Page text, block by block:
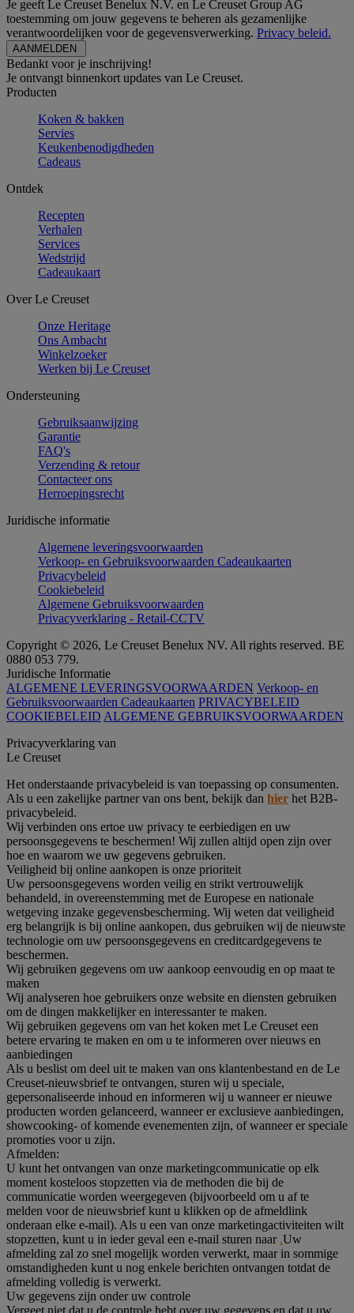
Je geeft Le Creuset Benelux N.V. en Le Creuset Group AG
toestemming om jouw gegevens te beheren als gezamenlijke
verantwoordelijken voor de gegevensverwerking. Privacy beleid.
Bedankt voor je inschrijving!
Je ontvangt binnenkort updates van Le Creuset.
Producten
Koken & bakken
Servies
Keukenbenodigdheden
Cadeaus
Ontdek
Recepten
Verhalen
Services
Wedstrijd
Cadeaukaart
Over Le Creuset
Onze Heritage
Ons Ambacht
Winkelzoeker
Werken bij Le Creuset
Ondersteuning
Gebruiksaanwijzing
Garantie
FAQ's
Verzending & retour
Contacteer ons
Herroepingsrecht
Juridische informatie
Algemene leveringsvoorwaarden
Verkoop- en Gebruiksvoorwaarden Cadeaukaarten
Privacybeleid
Cookiebeleid
Algemene Gebruiksvoorwaarden
Privacyverklaring - Retail-CCTV
Copyright © 2026, Le Creuset Benelux NV. All rights reserved. BE
0880 053 779.
Juridische Informatie
ALGEMENE LEVERINGSVOORWAARDEN Verkoop- en
Gebruiksvoorwaarden Cadeaukaarten PRIVACYBELEID
COOKIEBELEID ALGEMENE GEBRUIKSVOORWAARDEN
Privacyverklaring van
Le Creuset
Het onderstaande privacybeleid is van toepassing op consumenten.
Als u een zakelijke partner van ons bent, bekijk dan hier het B2B-
privacybeleid.
Wij verbinden ons ertoe uw privacy te eerbiedigen en uw
persoonsgegevens te beschermen! Wij zullen altijd open zijn over
hoe en waarom we uw gegevens gebruiken.
Veiligheid bij online aankopen is onze prioriteit
Uw persoonsgegevens worden veilig en strikt vertrouwelijk
behandeld, in overeenstemming met de Europese en nationale
wetgeving inzake gegevensbescherming. Wij weten dat veiligheid
erg belangrijk is bij online aankopen, dus gebruiken wij de nieuwste
technologie om uw persoonsgegevens en creditcardgegevens te
beschermen.
Wij gebruiken gegevens om uw aankoop eenvoudig en op maat te
maken
Wij analyseren hoe gebruikers onze website en diensten gebruiken
om de dingen makkelijker en interessanter te maken.
Wij gebruiken gegevens om van het koken met Le Creuset een
betere ervaring te maken en om u te informeren over nieuws en
aanbiedingen
Als u beslist om deel uit te maken van ons klantenbestand en de Le
Creuset-nieuwsbrief te ontvangen, sturen wij u speciale,
gepersonaliseerde inhoud en informeren wij u wanneer er nieuwe
producten worden gelanceerd, wanneer er exclusieve aanbiedingen,
showcooking- of komende evenementen zijn, of wanneer er speciale
promoties voor u zijn.
Afmelden:
U kunt het ontvangen van onze marketingcommunicatie op elk
moment kosteloos stopzetten via de methoden die bij de
communicatie worden weergegeven (bijvoorbeeld om u af te
melden voor de nieuwsbrief kunt u klikken op de afmeldlink
onderaan elke e-mail). Als u een van onze marketingactiviteiten wilt
stopzetten, kunt u in ieder geval een e-mail sturen naar .Uw
afmelding zal zo snel mogelijk worden verwerkt, maar in sommige
omstandigheden kunt u nog enkele berichten ontvangen totdat de
afmelding volledig is verwerkt.
Uw gegevens zijn onder uw controle